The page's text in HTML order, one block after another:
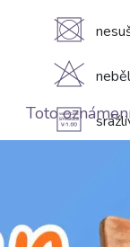
U
H
A
L
Toto